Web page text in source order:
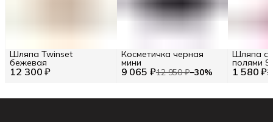
12 300 ₽
Шляпа Twinset
бежевая
9 065 ₽12 950 ₽−30%
Косметичка черная
мини
1 580 ₽
Шляпа с
полями